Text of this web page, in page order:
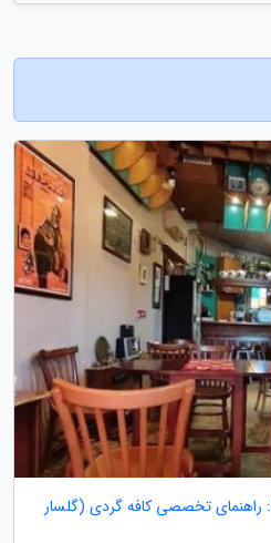
کافه های برتر رشت در مهر 1404: راهنمای تخصصی کافه گردی (گلسار